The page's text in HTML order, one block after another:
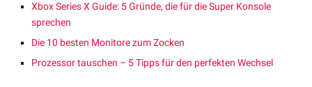
Xbox Series X Guide: 5 Gründe, die für die Super Konsole
sprechen
Die 10 besten Monitore zum Zocken
Prozessor tauschen – 5 Tipps für den perfekten Wechsel